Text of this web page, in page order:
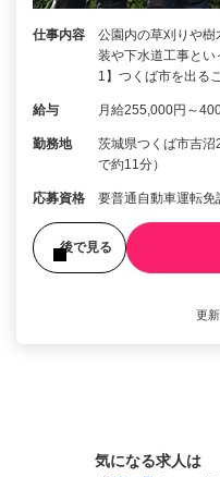
仕事内容
公園内の草刈りや
装や下水道工事とい
1】つくば市を出る
給与 月給255,000円～
勤務地
茨城県つくば市吉
で約11分）
応募資格 要普通自動車運転免
後で見る
更
気になる求人は